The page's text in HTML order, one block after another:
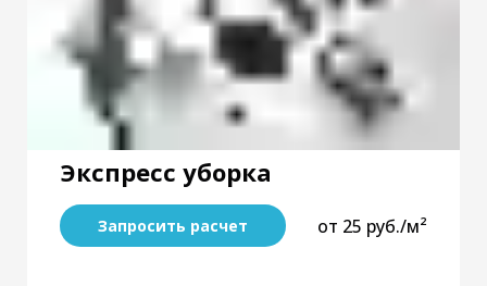
Экспресс уборка
Запросить расчет от 25 руб./м²